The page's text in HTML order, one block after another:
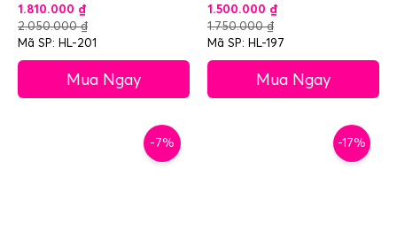
1.810.000 ₫
2.050.000₫
Mã SP: HL-201
Mua Ngay
1.500.000 ₫
1.750.000₫
Mã SP: HL-197
Mua Ngay
-7% -17%